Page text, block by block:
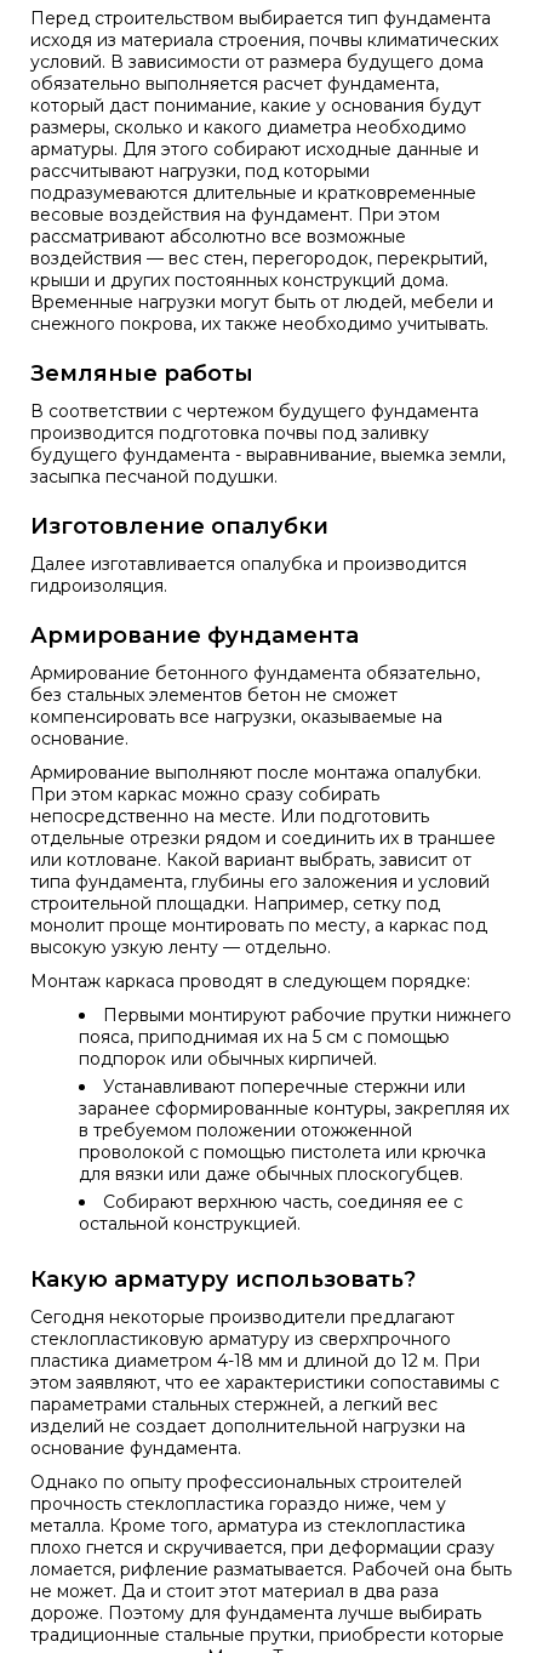
Перед строительством выбирается тип фундамента
исходя из материала строения, почвы климатических
условий. В зависимости от размера будущего дома
обязательно выполняется расчет фундамента,
который даст понимание, какие у основания будут
размеры, сколько и какого диаметра необходимо
арматуры. Для этого собирают исходные данные и
рассчитывают нагрузки, под которыми
подразумеваются длительные и кратковременные
весовые воздействия на фундамент. При этом
рассматривают абсолютно все возможные
воздействия — вес стен, перегородок, перекрытий,
крыши и других постоянных конструкций дома.
Временные нагрузки могут быть от людей, мебели и
снежного покрова, их также необходимо учитывать.
Земляные работы
В соответствии с чертежом будущего фундамента
производится подготовка почвы под заливку
будущего фундамента - выравнивание, выемка земли,
засыпка песчаной подушки.
Изготовление опалубки
Далее изготавливается опалубка и производится
гидроизоляция.
Армирование фундамента
Армирование бетонного фундамента обязательно,
без стальных элементов бетон не сможет
компенсировать все нагрузки, оказываемые на
основание.
Армирование выполняют после монтажа опалубки.
При этом каркас можно сразу собирать
непосредственно на месте. Или подготовить
отдельные отрезки рядом и соединить их в траншее
или котловане. Какой вариант выбрать, зависит от
типа фундамента, глубины его заложения и условий
строительной площадки. Например, сетку под
монолит проще монтировать по месту, а каркас под
высокую узкую ленту — отдельно.
Монтаж каркаса проводят в следующем порядке:
Первыми монтируют рабочие прутки нижнего
пояса, приподнимая их на 5 см с помощью
подпорок или обычных кирпичей.
Устанавливают поперечные стержни или
заранее сформированные контуры, закрепляя их
в требуемом положении отожженной
проволокой с помощью пистолета или крючка
для вязки или даже обычных плоскогубцев.
Собирают верхнюю часть, соединяя ее с
остальной конструкцией.
Какую арматуру использовать?
Сегодня некоторые производители предлагают
стеклопластиковую арматуру из сверхпрочного
пластика диаметром 4-18 мм и длиной до 12 м. При
этом заявляют, что ее характеристики сопоставимы с
параметрами стальных стержней, а легкий вес
изделий не создает дополнительной нагрузки на
основание фундамента.
Однако по опыту профессиональных строителей
прочность стеклопластика гораздо ниже, чем у
металла. Кроме того, арматура из стеклопластика
плохо гнется и скручивается, при деформации сразу
ломается, рифление разматывается. Рабочей она быть
не может. Да и стоит этот материал в два раза
дороже. Поэтому для фундамента лучше выбирать
традиционные стальные прутки, приобрести которые